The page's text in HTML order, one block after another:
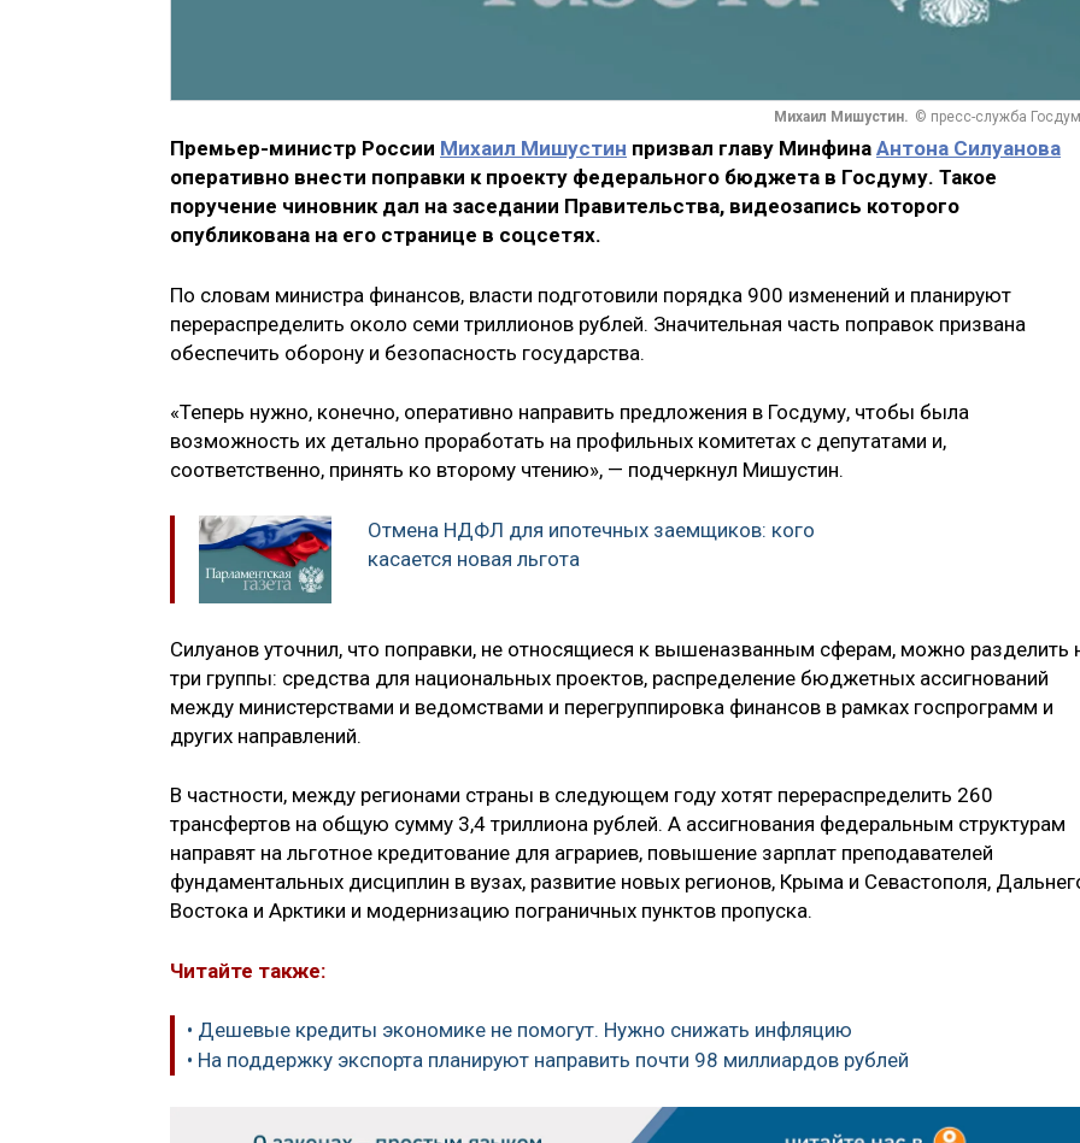
Михаил Мишустин. © пресс-служба
Премьер-министр России Михаил Мишустин призвал главу Минфина Антона Силуанова
оперативно внести поправки к проекту федерального бюджета в Госдуму. Такое
поручение чиновник дал на заседании Правительства, видеозапись которого
опубликована на его странице в соцсетях.
По словам министра финансов, власти подготовили порядка 900 изменений и планируют
перераспределить около семи триллионов рублей. Значительная часть поправок призвана
обеспечить оборону и безопасность государства.
«Теперь нужно, конечно, оперативно направить предложения в Госдуму, чтобы была
возможность их детально проработать на профильных комитетах с депутатами и,
соответственно, принять ко второму чтению», — подчеркнул Мишустин.
Отмена НДФЛ для ипотечных заемщиков: кого
касается новая льгота
Силуанов уточнил, что поправки, не относящиеся к вышеназванным сферам, можно разделить
три группы: средства для национальных проектов, распределение бюджетных ассигнований
между министерствами и ведомствами и перегруппировка финансов в рамках госпрограмм и
других направлений.
В частности, между регионами страны в следующем году хотят перераспределить 260
трансфертов на общую сумму 3,4 триллиона рублей. А ассигнования федеральным структурам
направят на льготное кредитование для аграриев, повышение зарплат преподавателей
фундаментальных дисциплин в вузах, развитие новых регионов, Крыма и Севастополя,
Востока и Арктики и модернизацию пограничных пунктов пропуска.
Читайте также:
• Дешевые кредиты экономике не помогут. Нужно снижать инфляцию
• На поддержку экспорта планируют направить почти 98 миллиардов рублей